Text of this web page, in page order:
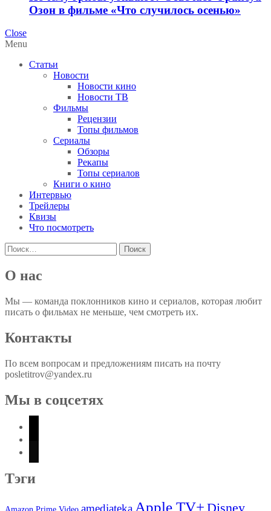
Озон в фильме «Что случилось осенью»
Close
Menu
Статьи
Новости
Новости кино
Новости ТВ
Фильмы
Рецензии
Топы фильмов
Сериалы
Обзоры
Рекапы
Топы сериалов
Книги о кино
Интервью
Трейлеры
Квизы
Что посмотреть
Найти:
О нас
Мы — команда поклонников кино и сериалов, которая любит
писать о фильмах не меньше, чем смотреть их.
Контакты
По всем вопросам и предложениям писать на почту
posletitrov@yandex.ru
Мы в соцсетях
yandex
Тэги
Amazon Prime Video amediateka Apple TV+ Disney